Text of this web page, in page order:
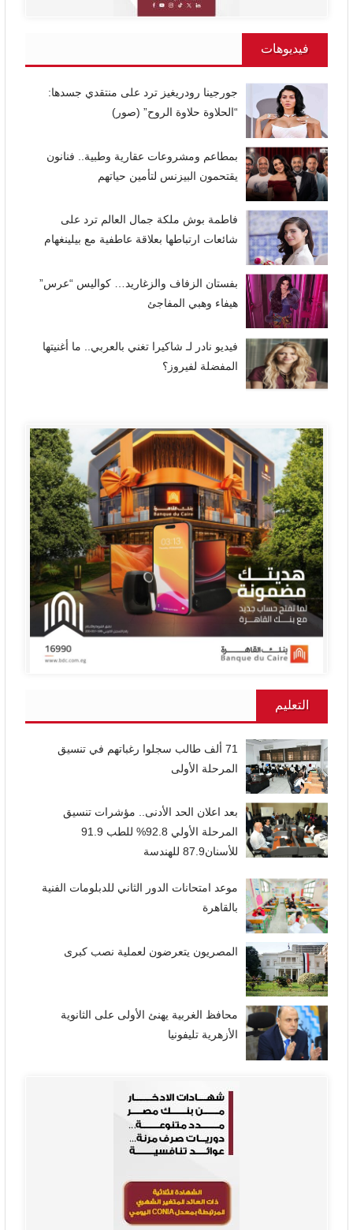
فيديوهات
جورجينا رودريغيز ترد على منتقدي جسدها:
“الحلاوة حلاوة الروح” (صور)
بمطاعم ومشروعات عقارية وطبية.. فنانون
يقتحمون البيزنس لتأمين حياتهم
فاطمة بوش ملكة جمال العالم ترد على
شائعات ارتباطها بعلاقة عاطفية مع بيلينغهام
بفستان الزفاف والزغاريد… كواليس “عرس”
هيفاء وهبي المفاجئ
فيديو نادر لـ شاكيرا تغني بالعربي.. ما أغنيتها
المفضلة لفيروز؟
التعليم
71 ألف طالب سجلوا رغباتهم في تنسيق
المرحلة الأولى
بعد اعلان الحد الأدنى.. مؤشرات تنسيق
المرحلة الأولي 92.8% للطب 91.9
للأسنان87.9 للهندسة
موعد امتحانات الدور الثاني للدبلومات الفنية
بالقاهرة
المصريون يتعرضون لعملية نصب كبرى
محافظ الغربية يهنئ الأولى على الثانوية
الأزهرية تليفونيا